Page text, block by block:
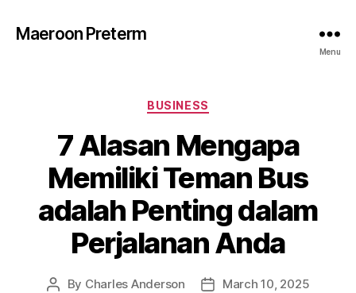
Maeroon Preterm
Menu
Categories
BUSINESS
7 Alasan Mengapa
Memiliki Teman Bus
adalah Penting dalam
Perjalanan Anda
Post
By Charles Anderson
PostMarch 10, 2025